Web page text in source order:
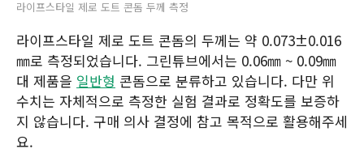
라이프스타일 제로 도트 콘돔 두께 측정
라이프스타일 제로 도트 콘돔의 두께는 약 0.073±0.016
㎜로 측정되었습니다. 그린튜브에서는 0.06㎜ ~ 0.09㎜
대 제품을 일반형 콘돔으로 분류하고 있습니다. 다만 위
수치는 자체적으로 측정한 실험 결과로 정확도를 보증하
지 않습니다. 구매 의사 결정에 참고 목적으로 활용해주세
요.